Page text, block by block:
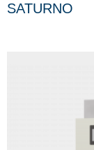
SATURNO